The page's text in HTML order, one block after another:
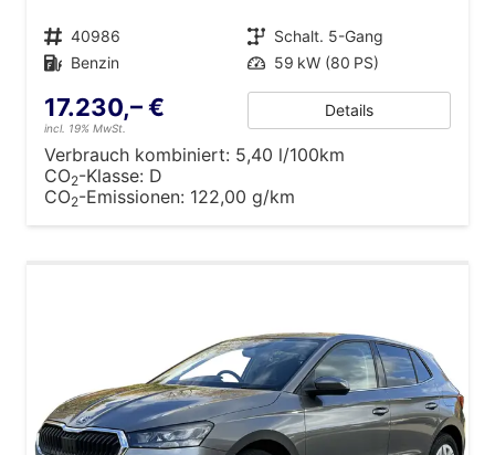
Fahrzeugnr. 40986 Getriebe Schalt. 5-Gang
Kraftstoff Benzin Leistung 59 kW (80 PS)
17.230,– €
incl. 19% MwSt.
Details
Verbrauch kombiniert: 5,40 l/100km
CO2-Klasse: D
CO2-Emissionen: 122,00 g/km